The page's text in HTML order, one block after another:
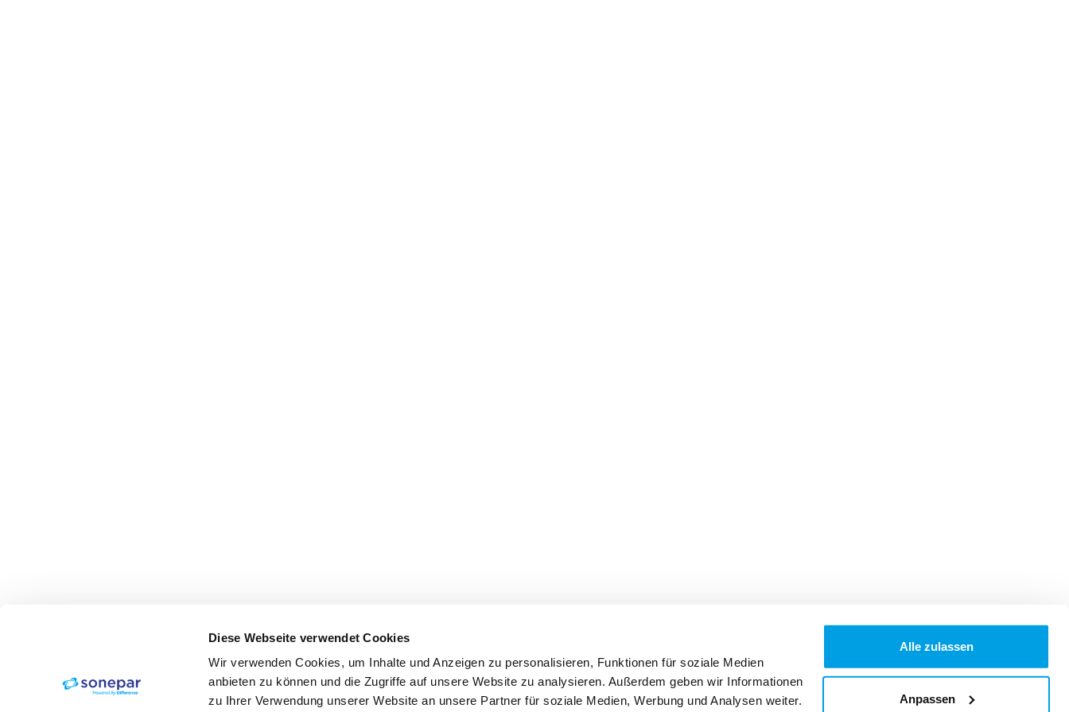
Diese Webseite verwendet Cookies
Wir verwenden Cookies, um Inhalte und Anzeigen zu personalisieren, Funktionen für soziale Medien
anbieten zu können und die Zugriffe auf unsere Website zu analysieren. Außerdem geben wir Informationen
zu Ihrer Verwendung unserer Website an unsere Partner für soziale Medien, Werbung und Analysen weiter.
Alle zulassen
Anpassen